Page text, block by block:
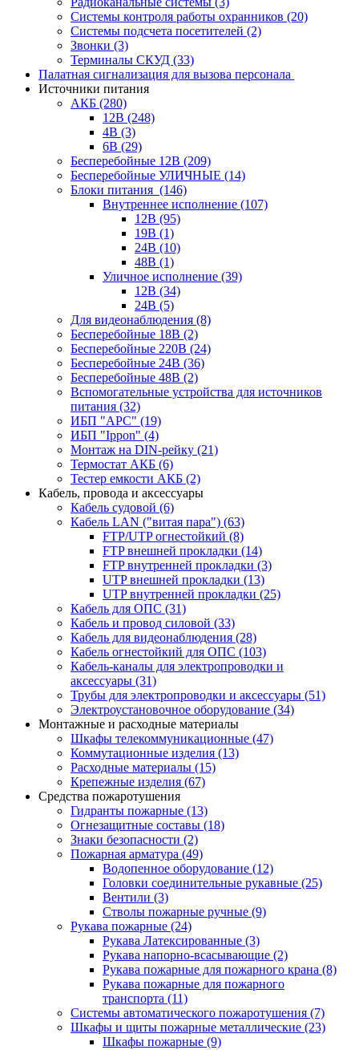
Системы контроля работы охранников (20)
Системы подсчета посетителей (2)
Звонки (3)
Терминалы СКУД (33)
Палатная сигнализация для вызова персонала
Источники питания
АКБ (280)
12В (248)
4В (3)
6В (29)
Бесперебойные 12В (209)
Бесперебойные УЛИЧНЫЕ (14)
Блоки питания (146)
Внутреннее исполнение (107)
12В (95)
19В (1)
24В (10)
48В (1)
Уличное исполнение (39)
12В (34)
24В (5)
Для видеонаблюдения (8)
Бесперебойные 18В (2)
Бесперебойные 220В (24)
Бесперебойные 24В (36)
Бесперебойные 48В (2)
Вспомогательные устройства для источников
питания (32)
ИБП "APC" (19)
ИБП "Ippon" (4)
Монтаж на DIN-рейку (21)
Термостат АКБ (6)
Тестер емкости АКБ (2)
Кабель, провода и аксессуары
Кабель судовой (6)
Кабель LAN ("витая пара") (63)
FTP/UTP огнестойкий (8)
FTP внешней прокладки (14)
FTP внутренней прокладки (3)
UTP внешней прокладки (13)
UTP внутренней прокладки (25)
Кабель для ОПС (31)
Кабель и провод силовой (33)
Кабель для видеонаблюдения (28)
Кабель огнестойкий для ОПС (103)
Кабель-каналы для электропроводки и
аксессуары (31)
Трубы для электропроводки и аксессуары (51)
Электроустановочное оборудование (34)
Монтажные и расходные материалы
Шкафы телекоммуникационные (47)
Коммутационные изделия (13)
Расходные материалы (15)
Крепежные изделия (67)
Средства пожаротушения
Гидранты пожарные (13)
Огнезащитные составы (18)
Знаки безопасности (2)
Пожарная арматура (49)
Водопенное оборудование (12)
Головки соединительные рукавные (25)
Вентили (3)
Стволы пожарные ручные (9)
Рукава пожарные (24)
Рукава Латексированные (3)
Рукава напорно-всасывающие (2)
Рукава пожарные для пожарного крана (8)
Рукава пожарные для пожарного
транспорта (11)
Системы автоматического пожаротушения (7)
Шкафы и щиты пожарные металлические (23)
Шкафы пожарные (9)